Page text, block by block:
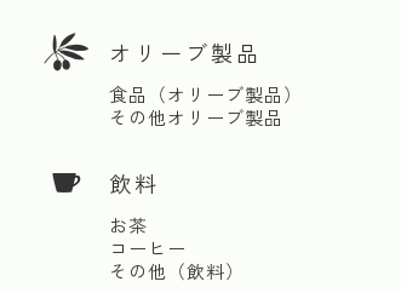
オリーブ製品
食品（オリーブ製品）
その他オリーブ製品
飲料
お茶
コーヒー
その他（飲料）